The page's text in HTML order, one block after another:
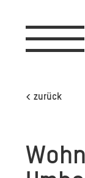
Toggle
navigation
< zurück